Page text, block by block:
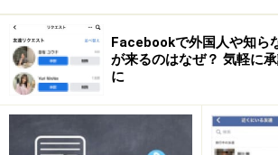
内に「いいね！」マークがあるともっ
せん。コメント内で「(y)」と書く
ね！」マークに表示されます。
コメント内で「(y)」と入力
Facebookで外国人や知ら
が来るのはなぜ？ 気軽に
に